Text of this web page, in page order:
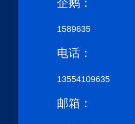
企鹅：
1589635
电话：
13554109635
邮箱：